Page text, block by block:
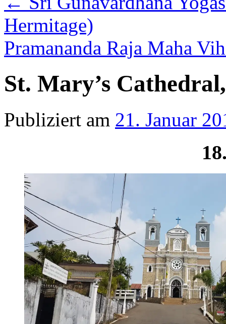
Hermitage)
Pramananda Raja Maha
St. Mary’s
Publiziert am 21. Januar